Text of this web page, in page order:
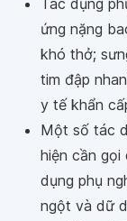
Tác dụng
ứng nặng
khó thở;
tim đập
y tế khẩn
Một số tác
hiện cần
dụng phụ
ngột và dữ